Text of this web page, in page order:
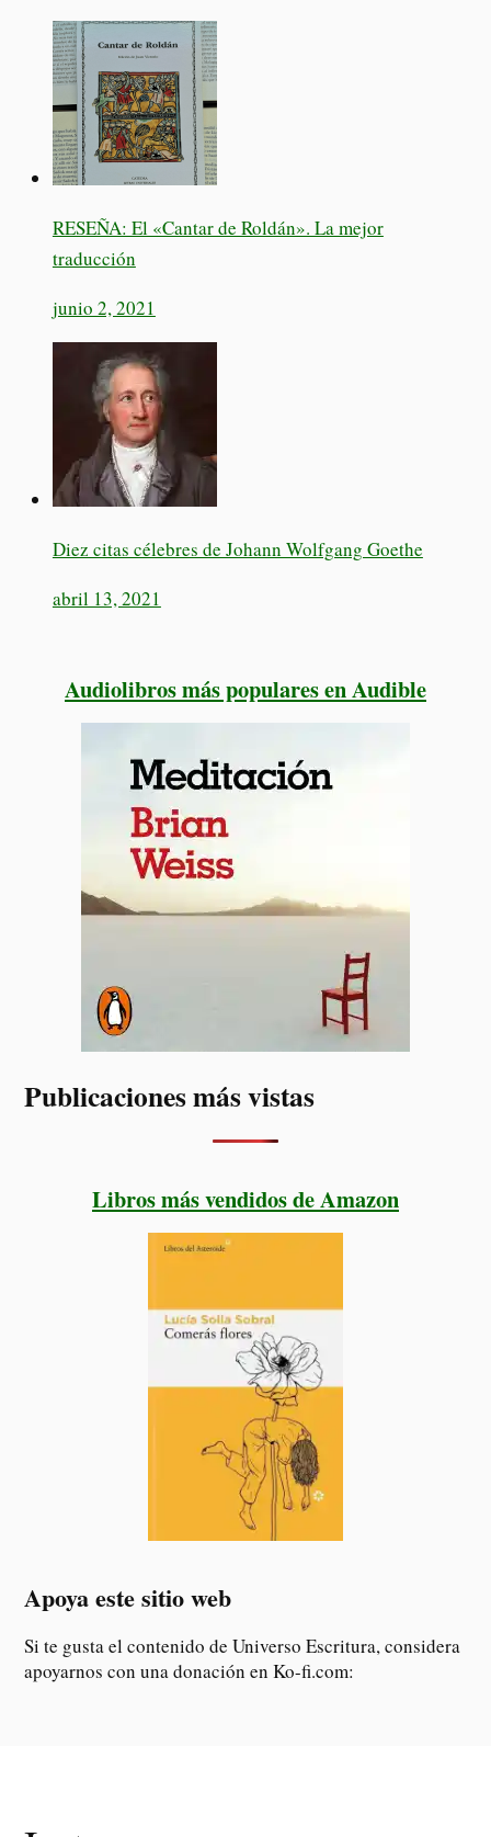
RESEÑA: El «Cantar de Roldán». La mejor
traducción
junio 2, 2021
Diez citas célebres de Johann Wolfgang Goethe
abril 13, 2021
Audiolibros más populares en Audible
Publicaciones más vistas
Libros más vendidos de Amazon
Apoya este sitio web
Si te gusta el contenido de Universo Escritura, considera
apoyarnos con una donación en Ko-fi.com: